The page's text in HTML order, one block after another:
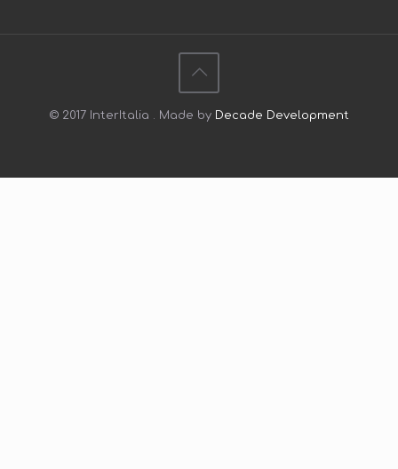
© 2017 InterItalia . Made by Decade Development